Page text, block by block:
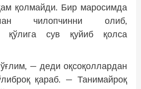
қолмайди. Бир маросимда
чилопчинни олиб,
қўлига сув қуйиб қолса
— деди оқсоқоллардан
қараб. — Танимайроқ